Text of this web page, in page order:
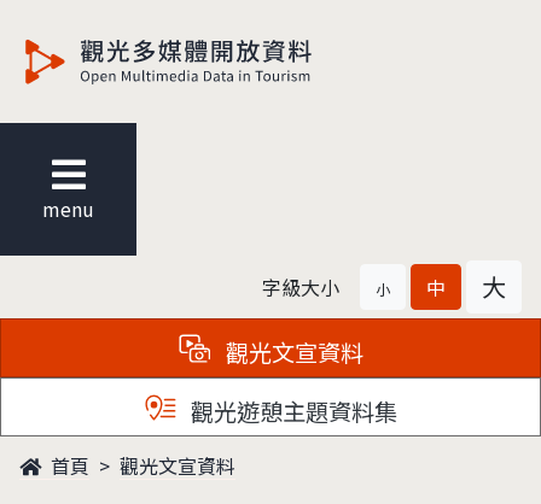
menu
字級大小 小 中 大
觀光文宣資料
觀光遊憩主題資料集
首頁 觀光文宣資料